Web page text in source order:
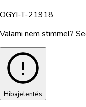
OGYI-T-21918
Valami nem stimmel?
Hibajelentés